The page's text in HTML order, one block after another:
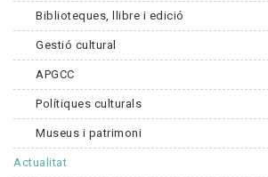
Biblioteques, llibre i edició
Gestió cultural
APGCC
Polítiques culturals
Museus i patrimoni
Actualitat